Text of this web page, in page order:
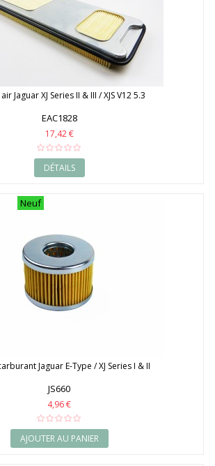
Jaguar XJ Series II & III / XJS V12 5.3
EAC1828
17,42 €
DÉTAILS
Neuf
Jaguar E-Type / XJ Series I & II
JS660
4,96 €
AJOUTER AU PANIER